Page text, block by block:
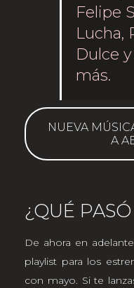
Felipe
Lucha,
Dulce
más.
NUEVA
A
¿QUÉ
De ahora en
playlist para los
con mayo. Si te